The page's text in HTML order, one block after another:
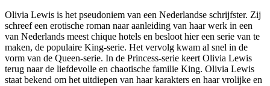
Olivia Lewis is het pseudoniem van een Nederlandse schrijfster. Zij
schreef een erotische roman naar aanleiding van haar werk in een
van Nederlands meest chique hotels en besloot hier een serie van te
maken, de populaire King-serie. Het vervolg kwam al snel in de
vorm van de Queen-serie. In de Princess-serie keert Olivia Lewis
terug naar de liefdevolle en chaotische familie King. Olivia Lewis
staat bekend om het uitdiepen van haar karakters en haar vrolijke en